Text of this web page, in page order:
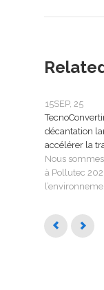
15SEP, 25
décantation
accélérer la
Nous
à Pollutec